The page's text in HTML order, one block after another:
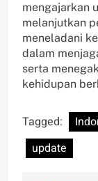
mengajarkan
melanjutkan
meneladani
dalam
serta
kehidupan
Tagged:
update